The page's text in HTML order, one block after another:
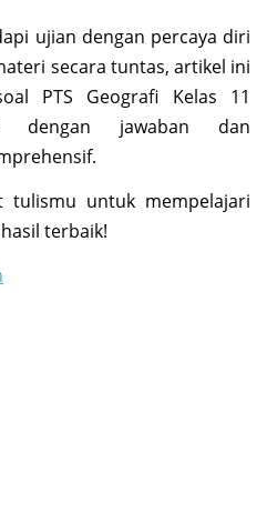
ujian dengan percaya diri
secara tuntas, artikel ini
PTS Geografi Kelas 11
dengan jawaban dan
tulismu untuk mempelajari
terbaik!